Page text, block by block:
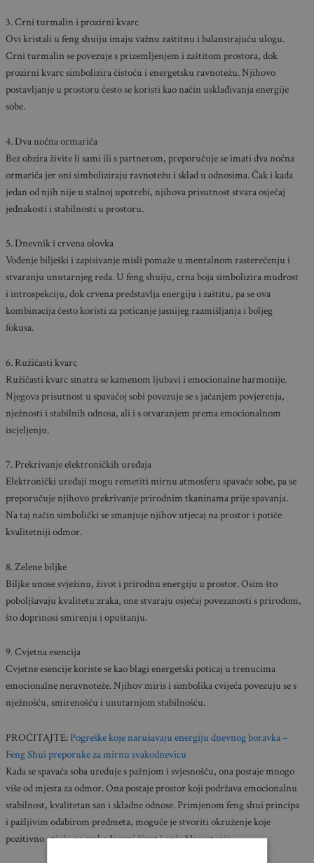
3. Crni turmalin i prozirni kvarc
Ovi kristali u feng shuiju imaju važnu zaštitnu i balansirajuću ulogu.
Crni turmalin se povezuje s prizemljenjem i zaštitom prostora, dok
prozirni kvarc simbolizira čistoću i energetsku ravnotežu. Njihovo
postavljanje u prostoru često se koristi kao način usklađivanja energije
sobe.
4. Dva noćna ormarića
Bez obzira živite li sami ili s partnerom, preporučuje se imati dva noćna
ormarića jer oni simboliziraju ravnotežu i sklad u odnosima. Čak i kada
jedan od njih nije u stalnoj upotrebi, njihova prisutnost stvara osjećaj
jednakosti i stabilnosti u prostoru.
5. Dnevnik i crvena olovka
Vođenje bilješki i zapisivanje misli pomaže u mentalnom rasterećenju i
stvaranju unutarnjeg reda. U feng shuiju, crna boja simbolizira mudrost
i introspekciju, dok crvena predstavlja energiju i zaštitu, pa se ova
kombinacija često koristi za poticanje jasnijeg razmišljanja i boljeg
fokusa.
6. Ružičasti kvarc
Ružičasti kvarc smatra se kamenom ljubavi i emocionalne harmonije.
Njegova prisutnost u spavaćoj sobi povezuje se s jačanjem povjerenja,
nježnosti i stabilnih odnosa, ali i s otvaranjem prema emocionalnom
iscjeljenju.
7. Prekrivanje elektroničkih uređaja
Elektronički uređaji mogu remetiti mirnu atmosferu spavaće sobe, pa se
preporučuje njihovo prekrivanje prirodnim tkaninama prije spavanja.
Na taj način simbolički se smanjuje njihov utjecaj na prostor i potiče
kvalitetniji odmor.
8. Zelene biljke
Biljke unose svježinu, život i prirodnu energiju u prostor. Osim što
poboljšavaju kvalitetu zraka, one stvaraju osjećaj povezanosti s prirodom,
što doprinosi smirenju i opuštanju.
9. Cvjetna esencija
Cvjetne esencije koriste se kao blagi energetski poticaj u trenucima
emocionalne neravnoteže. Njihov miris i simbolika cvijeća povezuju se s
nježnošću, smirenošću i unutarnjom stabilnošću.
PROČITAJTE: Pogreške koje narušavaju energiju dnevnog boravka –
Feng Shui preporuke za mirnu svakodnevicu
Kada se spavaća soba ureduje s pažnjom i svjesnošću, ona postaje mnogo
više od mjesta za odmor. Ona postaje prostor koji podržava emocionalnu
stabilnost, kvalitetan san i skladne odnose. Primjenom feng shui principa
i pažljivim odabirom predmeta, moguće je stvoriti okruženje koje
pozitivno utječe na svakodnevni život i opće blagostanje.